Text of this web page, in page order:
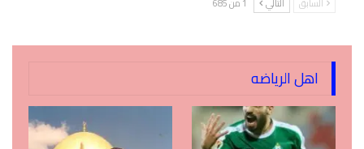
السابق التالي 1 من 685
اهل الرياضه